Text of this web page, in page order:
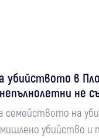
убийството в
не
на
убийство и